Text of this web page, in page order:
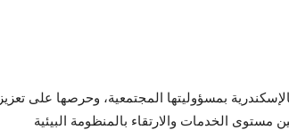
بمسؤوليتها المجتمعية، وحرصها على تعزيز
الخدمات والارتقاء بالمنظومة البيئية